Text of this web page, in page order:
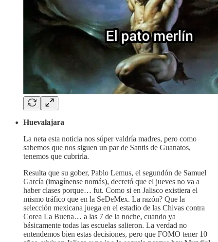
Huevalajara
La neta esta noticia nos súper valdría madres, pero como
sabemos que nos siguen un par de Santis de Guanatos,
tenemos que cubrirla.
Resulta que su gober, Pablo Lemus, el segundón de Samuel
García (imagínense nomás), decretó que el jueves no va a
haber clases porque… fut. Como si en Jalisco existiera el
mismo tráfico que en la SeDeMex. La razón? Que la
selección mexicana juega en el estadio de las Chivas contra
Corea La Buena… a las 7 de la noche, cuando ya
básicamente todas las escuelas salieron. La verdad no
entendemos bien estas decisiones, pero que FOMO tener 10